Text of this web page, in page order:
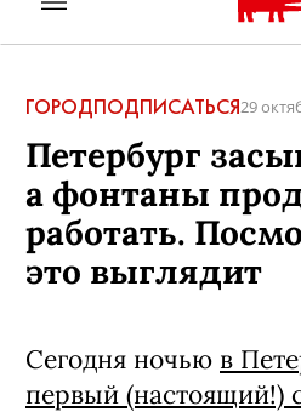
ГОРОДПОДПИСАТЬСЯ29
Петербург
а фонтаны
работать.
это выглядит
Сегодня ночью в
первый (настоящий!)